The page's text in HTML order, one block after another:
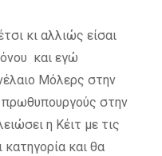
κι αλλιώς είσαι
και εγώ
Μόλερς στην
στην
η Κέιτ με τις
κατηγορία και θα